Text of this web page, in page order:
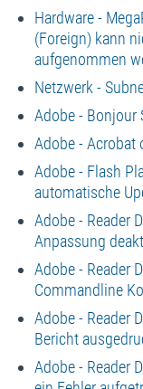
Hardware -
(Foreign) kann
aufgenommen
Netzwerk -
Adobe - Bonjour
Adobe - Acrobat
Adobe - Flash
automatische
Adobe - Reader
Anpassung
Adobe - Reader
Commandline
Adobe - Reader
Bericht
Adobe - Reader